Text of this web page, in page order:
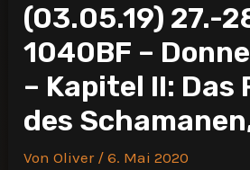
(03.05.19) 27.-
1040BF –
– Kapitel II: Das
des
VonOliver /6. Mai 2020